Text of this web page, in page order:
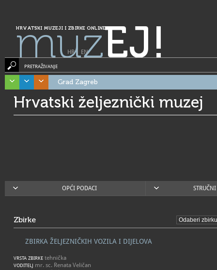
HRVATSKI MUZEJI I ZBIRKE ONLINE
muzEJ!
HR| EN
PRETRAŽIVANJE
Grad Zagreb
Hrvatski željeznički muzej
OPĆI PODACI
Zbirke
ZBIRKA ŽELJEZNIČKIH VOZILA I DIJELOVA
VRSTA ZBIRKE tehnička
VODITELJ mr. sc. Renata Veličan